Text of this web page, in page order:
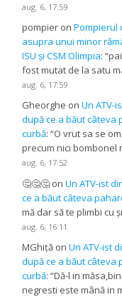
aug. 6, 17:59
pompier onPompierul
asupra unui minor
ISU și CSM Olimpia: “
fost mutat de la satu
aug. 6, 17:59
Gheorghe onUn ATV-
după ce a băut câteva
curbă: “O vrut sa se
precum nici
aug. 6, 17:52
🤔🤔🤔 onUn ATV-ist
ce a băut câteva
mă dar să te plimbi cu
aug. 6, 16:11
MGhiță onUn ATV-ist
după ce a băut câteva
curbă: “Dă-l in
negresti este mână in